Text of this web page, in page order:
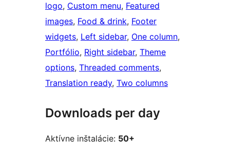
logo, Custom menu, Featured
images, Food & drink, Footer
widgets, Left sidebar, One column
Portfólio, Right sidebar, Theme
options, Threaded comments
Translation ready, Two columns
Downloads per day
Aktívne inštalácie: 50+